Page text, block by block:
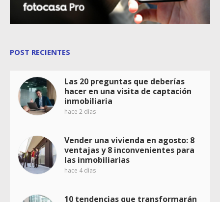
POST RECIENTES
Las 20 preguntas que deberías
hacer en una visita de captación
inmobiliaria
hace 2 días
Vender una vivienda en agosto: 8
ventajas y 8 inconvenientes para
las inmobiliarias
hace 4 días
10 tendencias que transformarán